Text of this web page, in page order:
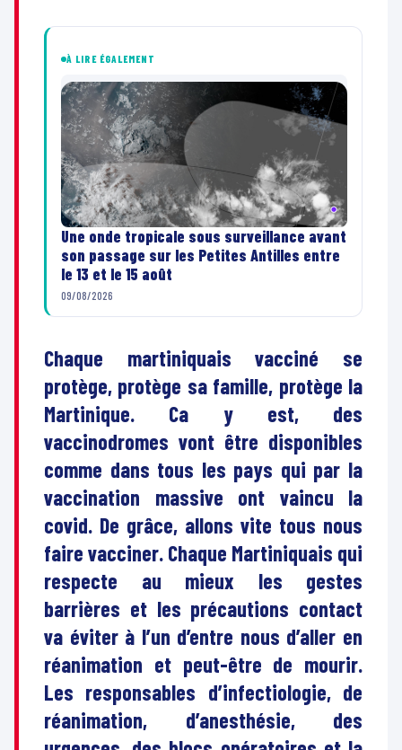
À LIRE ÉGALEMENT
Une onde tropicale sous surveillance avant
son passage sur les Petites Antilles entre
le 13 et le 15 août
09/08/2026
Chaque martiniquais vacciné se
protège, protège sa famille, protège la
Martinique. Ca y est, des
vaccinodromes vont être disponibles
comme dans tous les pays qui par la
vaccination massive ont vaincu la
covid. De grâce, allons vite tous nous
faire vacciner. Chaque Martiniquais qui
respecte au mieux les gestes
barrières et les précautions contact
va éviter à l’un d’entre nous d’aller en
réanimation et peut-être de mourir.
Les responsables d’infectiologie, de
réanimation, d’anesthésie, des